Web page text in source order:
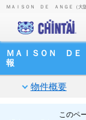
ＭＡＩＳＯＮ ＤＥ ＡＮＧＥ（大阪
ＭＡＩＳＯＮ ＤＥ
報
物件概要
このペ